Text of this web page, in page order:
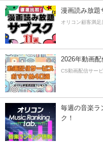
漫画読み放題
オリコン顧客満
2026年動画配
CS動画配信サー
毎週の音楽ラ
ク！